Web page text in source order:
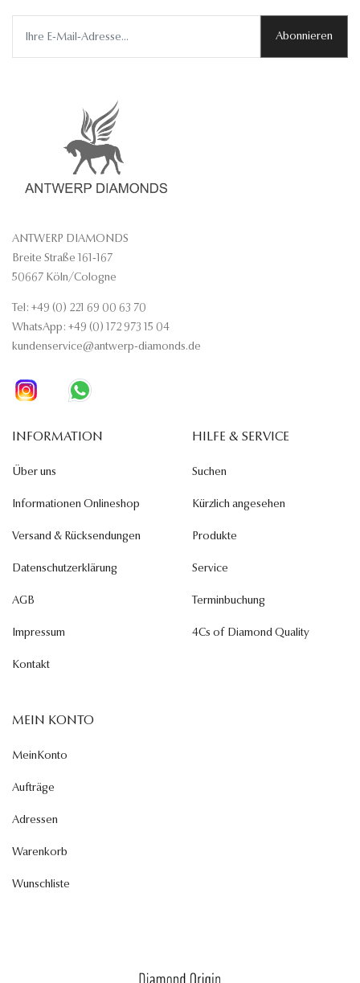
Abonnieren
ANTWERP DIAMONDS
Breite Straße 161-167
50667 Köln/Cologne
Tel: +49 (0) 221 69 00 63 70
WhatsApp: +49 (0) 172 973 15 04
kundenservice@antwerp-diamonds.de
INFORMATION
Über uns
Informationen Onlineshop
Versand & Rücksendungen
Datenschutzerklärung
AGB
Impressum
Kontakt
HILFE & SERVICE
Suchen
Kürzlich angesehen
Produkte
Service
Terminbuchung
4Cs of Diamond Quality
MEIN KONTO
MeinKonto
Aufträge
Adressen
Warenkorb
Wunschliste